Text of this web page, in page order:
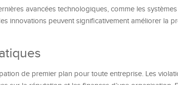
avancées technologiques, comme les
innovations peuvent significativement améliorer la
de premier plan pour toute entreprise. Les